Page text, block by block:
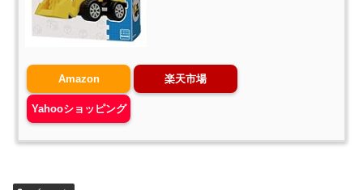
Amazon 楽天市場
Yahooショッピング